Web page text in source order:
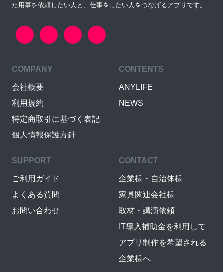
た用事を依頼したい人と、仕事をしたい人をつなげるアプリです。
COMPANY
会社概要
利用規約
特定商取引に基づく表記
個人情報保護方針
CONTENTS
ANYLIFE
NEWS
SUPPORT
ご利用ガイド
よくある質問
お問い合わせ
CONTACT
企業様・自治体様
家具関連会社様
取材・講演依頼
IT導入補助金を利用して
アプリ制作を希望される
企業様へ